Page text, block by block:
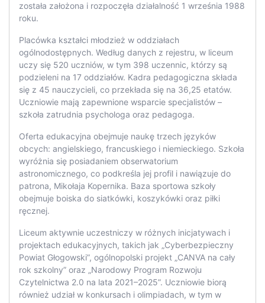
została założona i rozpoczęła działalność 1 września 1988
roku.
Placówka kształci młodzież w oddziałach
ogólnodostępnych. Według danych z rejestru, w liceum
uczy się 520 uczniów, w tym 398 uczennic, którzy są
podzieleni na 17 oddziałów. Kadra pedagogiczna składa
się z 45 nauczycieli, co przekłada się na 36,25 etatów.
Uczniowie mają zapewnione wsparcie specjalistów –
szkoła zatrudnia psychologa oraz pedagoga.
Oferta edukacyjna obejmuje naukę trzech języków
obcych: angielskiego, francuskiego i niemieckiego. Szkoła
wyróżnia się posiadaniem obserwatorium
astronomicznego, co podkreśla jej profil i nawiązuje do
patrona, Mikołaja Kopernika. Baza sportowa szkoły
obejmuje boiska do siatkówki, koszykówki oraz piłki
ręcznej.
Liceum aktywnie uczestniczy w różnych inicjatywach i
projektach edukacyjnych, takich jak „Cyberbezpieczny
Powiat Głogowski”, ogólnopolski projekt „CANVA na cały
rok szkolny” oraz „Narodowy Program Rozwoju
Czytelnictwa 2.0 na lata 2021–2025”. Uczniowie biorą
również udział w konkursach i olimpiadach, w tym w